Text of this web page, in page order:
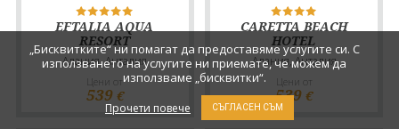
EFTALIA AQUA
RESORT
Алания, Анталия
Цени от
539 €
CARETTA BEACH
HOTEL
Алания, Анталия
Цени от
539 €
„Бисквитките“ ни помагат да предоставяме услугите си. С
използването на услугите ни приемате, че можем да
използваме „бисквитки“.
Прочети повече СЪГЛАСЕН СЪМ